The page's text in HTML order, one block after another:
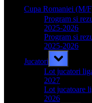
Cupa Romaniei (M/
Program si
2025-2026
Program si
2025-2026
Jucatori
Toggle
sub-
menu
Lot jucatori
2027
Lot jucatoare
2026